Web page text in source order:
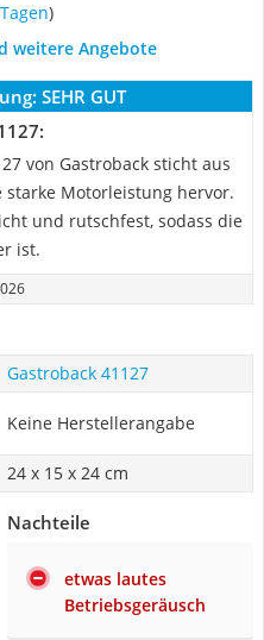
)
weitere Angebote
SEHR GUT
von Gastroback sticht aus
Motorleistung hervor.
und rutschfest, sodass die
ist.
Gastroback 41127
Keine Herstellerangabe
24 x 15 x 24 cm
Nachteile
etwas lautes
Betriebsgeräusch